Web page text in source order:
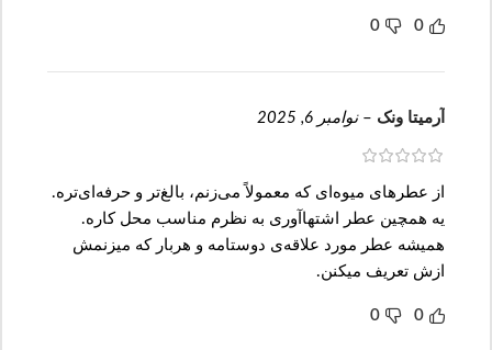
0
0
آرمیتا ونک – نوامبر 6, 2025
از عطرهای میوه‌ای که معمولاً می‌زنم، بالغ‌تر و حرفه‌ای‌تره.
یه همچین عطر اشتهاآوری به نظرم مناسب محل کاره.
همیشه عطر مورد علاقه‌ی دوستامه و هربار که میزنمش
ازش تعریف میکنن.
0
0